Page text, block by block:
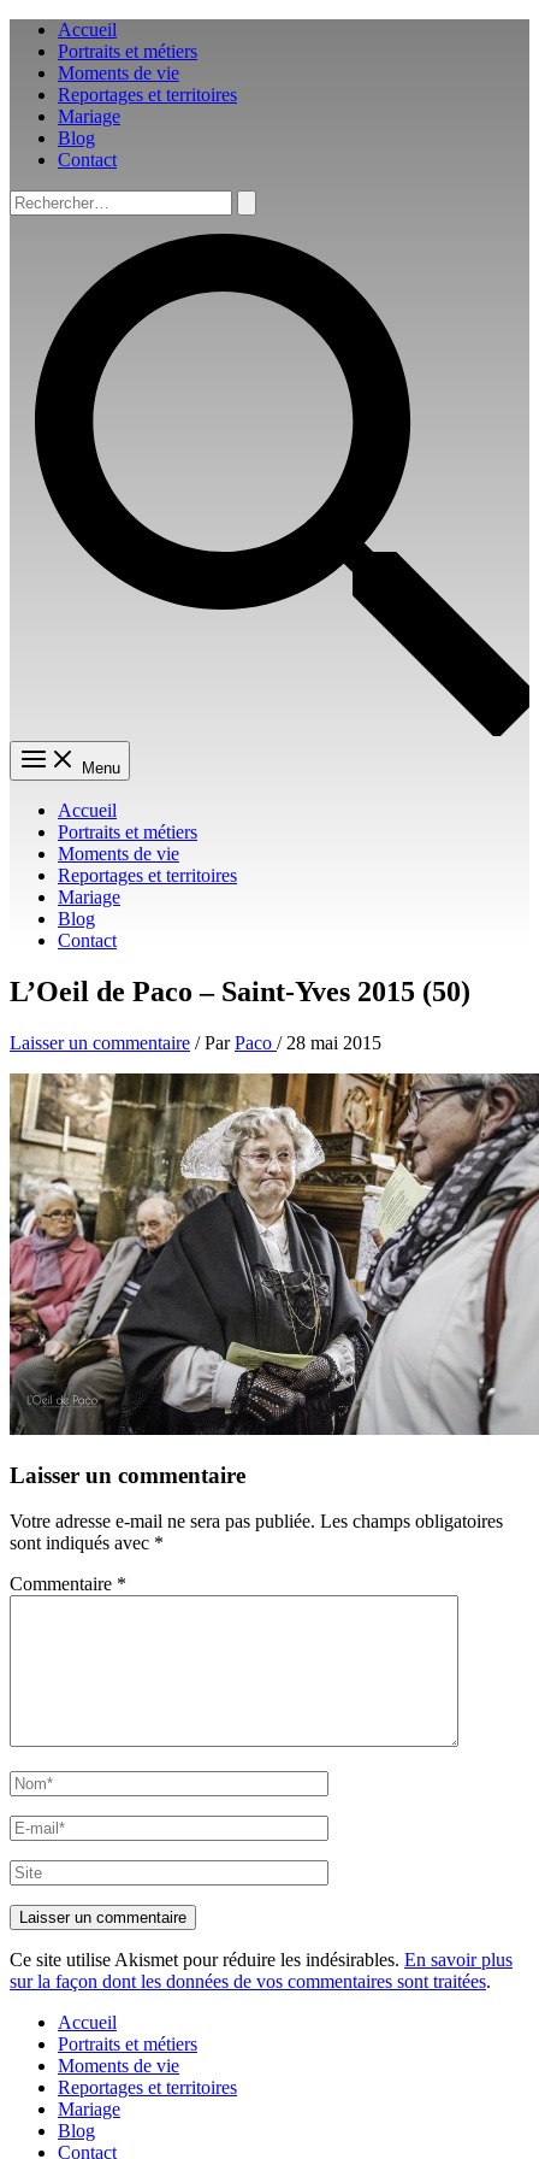
Aller
contenu
Accueil
Portraits et métiers
Moments de vie
Reportages et territoires
Mariage
Blog
Contact
Rechercher :
Menu
Accueil
Portraits et métiers
Moments de vie
Reportages et territoires
Mariage
Blog
Contact
L’Oeil de Paco – Saint-Yves 2015 (50)
Laisser un commentaire / ParPaco / 28 mai 2015
Laisser un commentaire
Votre adresse e-mail ne sera pas publiée. Les champs obligatoires
sont indiqués avec *
Commentaire *
Nom*
E-
mail*
Site
Ce site utilise Akismet pour réduire les indésirables. En savoir plus
sur la façon dont les données de vos commentaires sont traitées.
Accueil
Portraits et métiers
Moments de vie
Reportages et territoires
Mariage
Blog
Contact